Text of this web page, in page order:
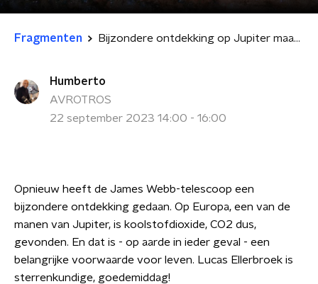
Fragmenten Bijzondere ontdekking op Jupiter maakt leven in de ruimte wellicht mogelijk
Humberto
AVROTROS
22 september 2023 14:00 - 16:00
Opnieuw heeft de James Webb-telescoop een
bijzondere ontdekking gedaan. Op Europa, een van de
manen van Jupiter, is koolstofdioxide, CO2 dus,
gevonden. En dat is - op aarde in ieder geval - een
belangrijke voorwaarde voor leven. Lucas Ellerbroek is
sterrenkundige, goedemiddag!